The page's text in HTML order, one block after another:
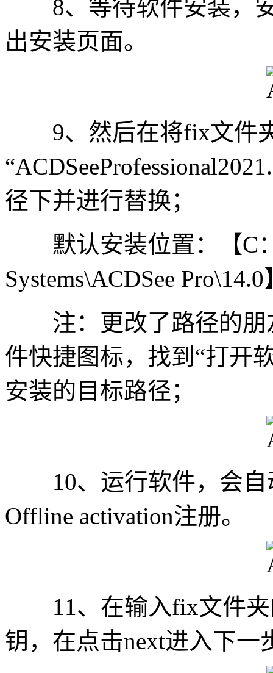
8、等待软件安装，安
出安装页面。
9、然后在将fix文件
径下并进行替换；
默认安装位置：【C：
Systems\ACDSee Pro\14.0
注：更改了路径的朋
件快捷图标，找到“打开
安装的目标路径；
10、运行软件，会自
Offline activation注册。
11、在输入fix文件夹
钥，在点击next进入下一